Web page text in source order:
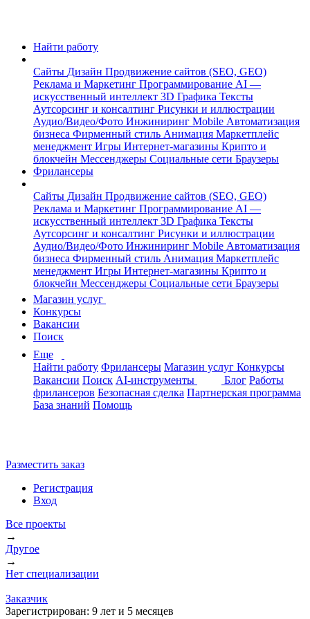
Найти работу
Сайты Дизайн Продвижение сайтов (SEO, GEO)
Реклама и Маркетинг Программирование AI —
искусственный интеллект 3D Графика Тексты
Аутсорсинг и консалтинг Рисунки и иллюстрации
Аудио/Видео/Фото Инжиниринг Mobile Автоматизация
бизнеса Фирменный стиль Анимация Маркетплейс
менеджмент Игры Интернет-магазины Крипто и
блокчейн Мессенджеры Социальные сети Браузеры
Фрилансеры
Сайты Дизайн Продвижение сайтов (SEO, GEO)
Реклама и Маркетинг Программирование AI —
искусственный интеллект 3D Графика Тексты
Аутсорсинг и консалтинг Рисунки и иллюстрации
Аудио/Видео/Фото Инжиниринг Mobile Автоматизация
бизнеса Фирменный стиль Анимация Маркетплейс
менеджмент Игры Интернет-магазины Крипто и
блокчейн Мессенджеры Социальные сети Браузеры
Магазин услуг
Конкурсы
Вакансии
Поиск
Еще
Найти работу Фрилансеры Магазин услуг Конкурсы
Вакансии Поиск AI-инструменты Блог Работы
фрилансеров Безопасная сделка Партнерская программа
База знаний Помощь
Разместить заказ
Регистрация
Вход
Все проекты
→
Другое
→
Нет специализации
Заказчик
Зарегистрирован: 9 лет и 5 месяцев